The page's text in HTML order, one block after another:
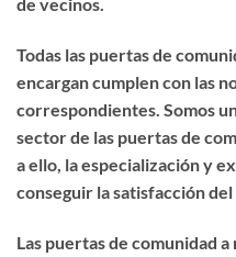
Todas las puertas de
encargan cumplen con las
correspondientes. Somos
sector de las puertas de
a ello, la especialización y
conseguir la satisfacción del
Las puertas de comunidad